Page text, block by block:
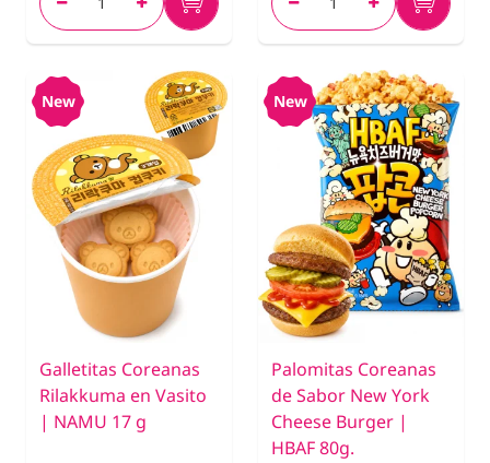
New
Galletitas Coreanas
Rilakkuma en Vasito
| NAMU 17 g
New
Palomitas Coreanas
de Sabor New York
Cheese Burger |
HBAF 80g.